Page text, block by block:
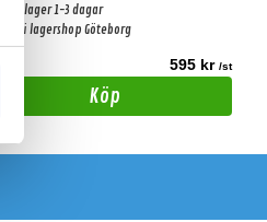
Snabblager 1-3 dagar
Finns i lagershop Göteborg
595 kr /st
Köp